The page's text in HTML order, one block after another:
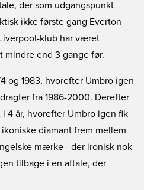
der som udgangspunkt
ikke første gang Everton
klub har været
end 3 gange før.
og 1983, hvorefter Umbro igen
fra 1986-2000. Derefter
4 år, hvorefter Umbro igen fik
diamant frem mellem
mærke - der ironisk nok
tilbage i en aftale, der